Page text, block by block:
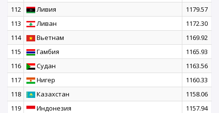
112
Ливия
1179.57
113
Ливан
1172.30
114
Вьетнам
1169.92
115
Гамбия
1165.93
116
Судан
1163.56
117
Нигер
1160.33
118
Казахстан
1158.06
119
Индонезия
1157.94